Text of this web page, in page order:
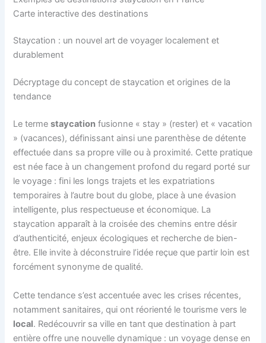
Carte interactive des destinations
Staycation : un nouvel art de voyager localement et
durablement
Décryptage du concept de staycation et origines de la
tendance
Le termestaycation fusionne « stay » (rester) et « vacation
» (vacances), définissant ainsi une parenthèse de détente
effectuée dans sa propre ville ou à proximité. Cette pratique
est née face à un changement profond du regard porté sur
le voyage : fini les longs trajets et les expatriations
temporaires à l’autre bout du globe, place à une évasion
intelligente, plus respectueuse et économique. La
staycation apparaît à la croisée des chemins entre désir
d’authenticité, enjeux écologiques et recherche de bien-
être. Elle invite à déconstruire l’idée reçue que partir loin est
forcément synonyme de qualité.
Cette tendance s’est accentuée avec les crises récentes,
notamment sanitaires, qui ont réorienté le tourisme vers le
local. Redécouvrir sa ville en tant que destination à part
entière offre une nouvelle dynamique : un voyage dense en